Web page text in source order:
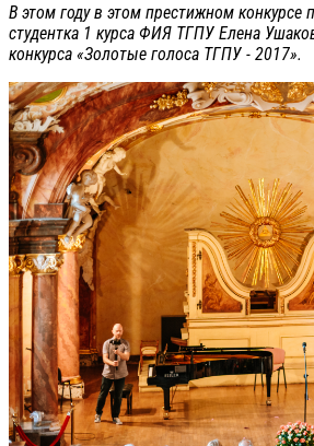
В этом году в этом престижном конкурсе
студентка 1 курса ФИЯ ТГПУ Елена
конкурса «Золотые голоса ТГПУ - 2017».